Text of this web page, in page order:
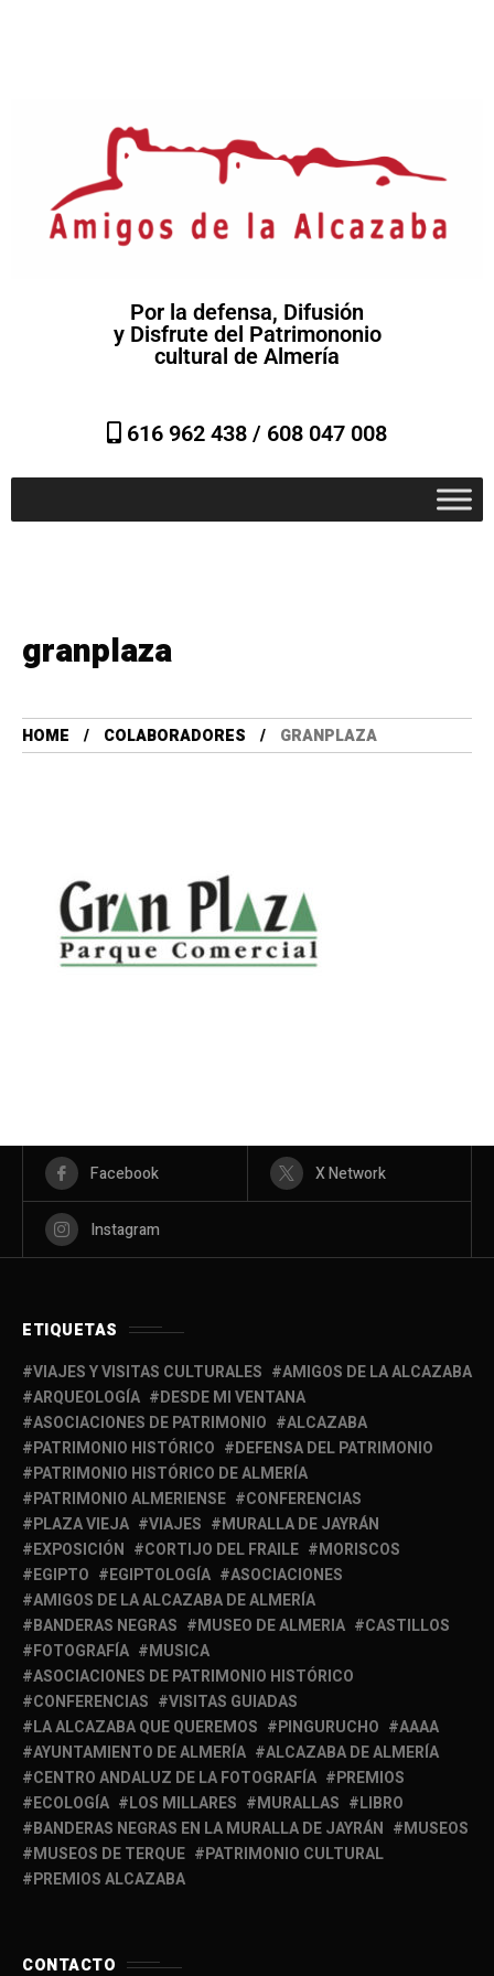
Por la defensa, Difusión
y Disfrute del Patrimononio
cultural de Almería
616 962 438 / 608 047 008
granplaza
HOME COLABORADORES GRANPLAZA
Facebook X Network
Instagram
ETIQUETAS
VIAJES Y VISITAS CULTURALES
AMIGOS DE LA ALCAZABA
ARQUEOLOGÍA
DESDE MI VENTANA
ASOCIACIONES DE PATRIMONIO
ALCAZABA
PATRIMONIO HISTÓRICO
DEFENSA DEL PATRIMONIO
PATRIMONIO HISTÓRICO DE ALMERÍA
PATRIMONIO ALMERIENSE
CONFERENCIAS
PLAZA VIEJA
VIAJES
MURALLA DE JAYRÁN
EXPOSICIÓN
CORTIJO DEL FRAILE
MORISCOS
EGIPTO
EGIPTOLOGÍA
ASOCIACIONES
AMIGOS DE LA ALCAZABA DE ALMERÍA
BANDERAS NEGRAS
MUSEO DE ALMERIA
CASTILLOS
FOTOGRAFÍA
MUSICA
ASOCIACIONES DE PATRIMONIO HISTÓRICO
CONFERENCIAS
VISITAS GUIADAS
LA ALCAZABA QUE QUEREMOS
PINGURUCHO
AAAA
AYUNTAMIENTO DE ALMERÍA
ALCAZABA DE ALMERÍA
CENTRO ANDALUZ DE LA FOTOGRAFÍA
PREMIOS
ECOLOGÍA
LOS MILLARES MURALLAS
LIBRO
BANDERAS NEGRAS EN LA MURALLA DE JAYRÁN
MUSEOS
MUSEOS DE TERQUE
PATRIMONIO CULTURAL
PREMIOS ALCAZABA
CONTACTO